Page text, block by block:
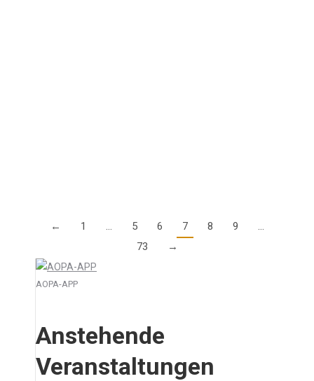
← 1 … 5 6 7 8 9
…
73
→
AOPA-APP
Anstehende
Veranstaltungen